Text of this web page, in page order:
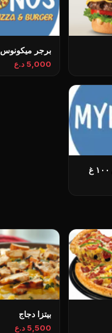
برجر ميكونوس ١٠٠ غ
5,000 د.ع
بيتزا دجاج
5,500 د.ع